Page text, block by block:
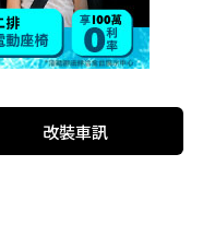
改裝車訊